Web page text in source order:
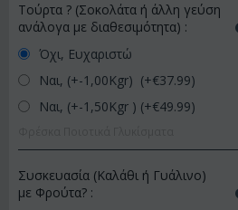
Τούρτα ? (Σοκολάτα ή άλλη γεύση
ανάλογα με διαθεσιμότητα) :
Όχι, Ευχαριστώ
Ναι, (+-1,00Kgr) (+€37.99)
Ναι, (+-1,50Kgr ) (+€49.99)
Συσκευασία (Καλάθι ή Γυάλινο)
με Φρούτα? :